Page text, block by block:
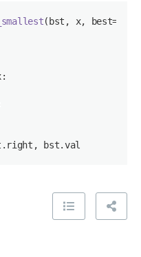
(bst, x, best=
bst.val